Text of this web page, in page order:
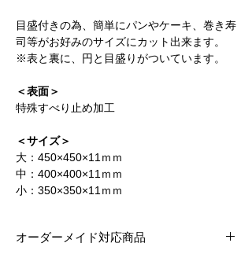
目盛付きの為、簡単にパンやケーキ、巻き寿
司等がお好みのサイズにカット出来ます。
※表と裏に、円と目盛りがついています。
＜表面＞
特殊すべり止め加工
＜サイズ＞
大：450×450×11ｍｍ
中：400×400×11ｍｍ
小：350×350×11ｍｍ
オーダーメイド対応商品